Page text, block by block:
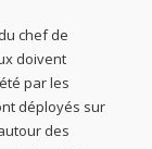
chef de
doivent
par les
déployés sur
des